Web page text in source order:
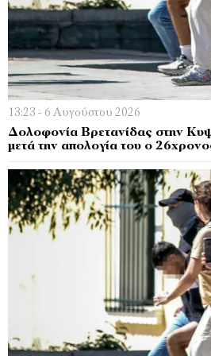
13:23 - 6 Αυγούστου 2026
Δολοφονία Βρετανίδας στην
μετά την απολογία του ο